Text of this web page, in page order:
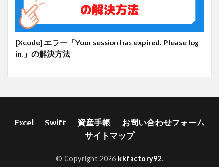
[Xcode] エラー「Your session has expired. Please log
in.」の解決方法
Excel Swift 資産手帳
お問い合わせフォーム
サイトマップ
© Copyright 2026 kkfactory92.